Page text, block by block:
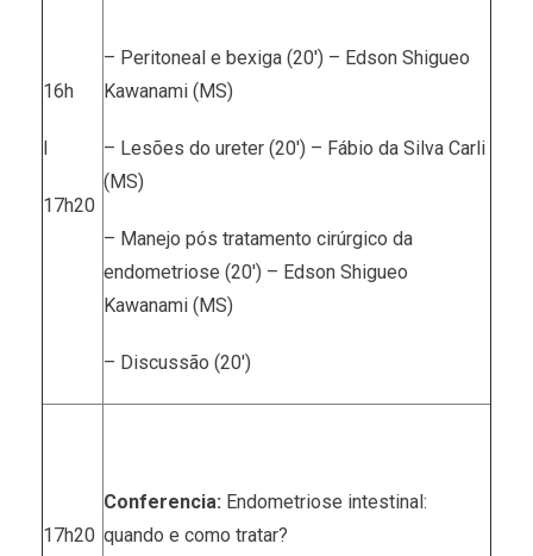
16h
17h20
– Peritoneal e bexiga (20′) – Edson Shigueo
Kawanami (MS)
– Lesões do ureter (20′) – Fábio da Silva Carli
(MS)
– Manejo pós tratamento cirúrgico da
endometriose (20′) – Edson Shigueo
Kawanami (MS)
– Discussão (20′)
17h20
Conferencia: Endometriose intestinal:
quando e como tratar?